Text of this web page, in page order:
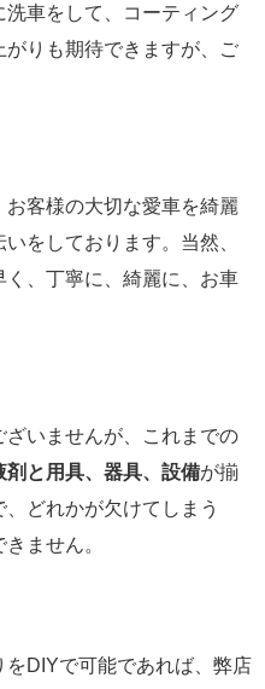
車をして、コーティング
りも期待できますが、ご
客様の大切な愛車を綺麗
をしております。当然、
、丁寧に、綺麗に、お車
いませんが、これまでの
剤と用具、器具、設備が揃
どれかが欠けてしまう
ません。
DIYで可能であれば、弊店